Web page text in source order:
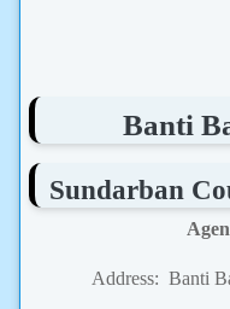
Banti
Sundarban
Address: Banti